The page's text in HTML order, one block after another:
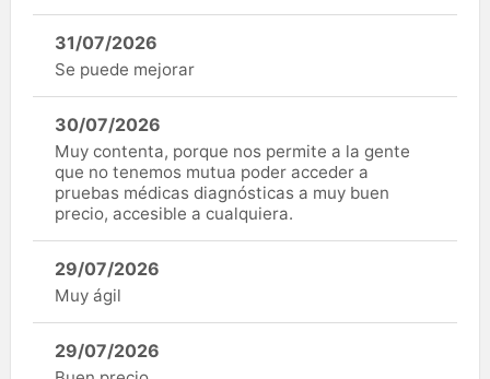
31/07/2026
Se puede mejorar
30/07/2026
Muy contenta, porque nos permite a la gente
que no tenemos mutua poder acceder a
pruebas médicas diagnósticas a muy buen
precio, accesible a cualquiera.
29/07/2026
Muy ágil
29/07/2026